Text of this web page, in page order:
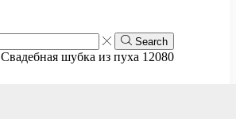
Search
Свадебная шубка из пуха 12080